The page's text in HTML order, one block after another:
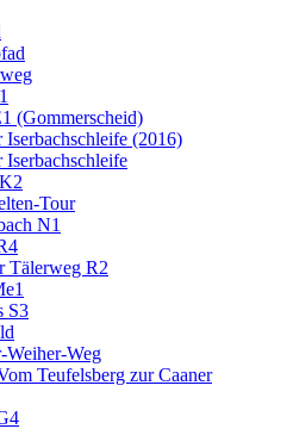
(Gommerscheid)
(2016)
Tour
N1
Tälerweg R2
S3
Weg
Teufelsberg zur Caaner